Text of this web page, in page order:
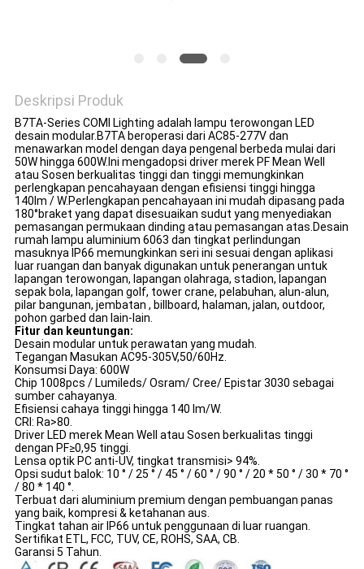
Deskripsi Produk
B7TA-Series COMI Lighting adalah lampu terowongan LED
desain modular.B7TA beroperasi dari AC85-277V dan
menawarkan model dengan daya pengenal berbeda mulai dari
50W hingga 600W.Ini mengadopsi driver merek PF Mean Well
atau Sosen berkualitas tinggi dan tinggi memungkinkan
perlengkapan pencahayaan dengan efisiensi tinggi hingga
140lm / W.Perlengkapan pencahayaan ini mudah dipasang pada
180°braket yang dapat disesuaikan sudut yang menyediakan
pemasangan permukaan dinding atau pemasangan atas.Desain
rumah lampu aluminium 6063 dan tingkat perlindungan
masuknya IP66 memungkinkan seri ini sesuai dengan aplikasi
luar ruangan dan banyak digunakan untuk penerangan untuk
lapangan terowongan, lapangan olahraga, stadion, lapangan
sepak bola, lapangan golf, tower crane, pelabuhan, alun-alun,
pilar bangunan, jembatan , billboard, halaman, jalan, outdoor,
pohon garbed dan lain-lain.
Fitur dan keuntungan:
Desain modular untuk perawatan yang mudah.
Tegangan Masukan AC95-305V,50/60Hz.
Konsumsi Daya: 600W
Chip 1008pcs / Lumileds/ Osram/ Cree/ Epistar 3030 sebagai
sumber cahayanya.
Efisiensi cahaya tinggi hingga 140 lm/W.
CRI: Ra>80.
Driver LED merek Mean Well atau Sosen berkualitas tinggi
dengan PF≥0,95 tinggi.
Lensa optik PC anti-UV, tingkat transmisi> 94%.
Opsi sudut balok: 10 ° / 25 ° / 45 ° / 60 ° / 90 ° / 20 * 50 ° / 30 * 70 °
/ 80 * 140 °.
Terbuat dari aluminium premium dengan pembuangan panas
yang baik, kompresi & ketahanan aus.
Tingkat tahan air IP66 untuk penggunaan di luar ruangan.
Sertifikat ETL, FCC, TUV, CE, ROHS, SAA, CB.
Garansi 5 Tahun.